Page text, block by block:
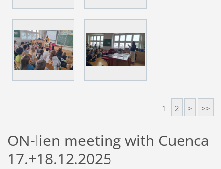
1 2 > >>
ON-lien meeting with Cuenca
17.+18.12.2025